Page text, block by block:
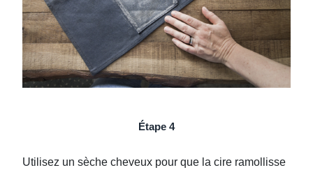
Étape 4
Utilisez un sèche cheveux pour que la cire ramollisse